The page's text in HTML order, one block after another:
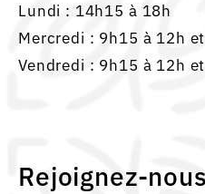
Lundi : 14h15 à 18h
Mercredi : 9h15 à 12h
Vendredi : 9h15 à 12h
Rejoignez-nous